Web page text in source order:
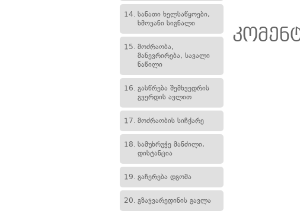
14. სანათი ხელსაწყოები,
ხმოვანი სიგნალი
15. მოძრაობა,
მანევრირება, სავალი
ნაწილი
16. გასწრება შემხვედრის
გვერდის ავლით
17. მოძრაობის სიჩქარე
18. სამუხრუჭე მანძილი,
დისტანცია
19. გაჩერება დგომა
20. გზაჯვარედინის გავლა